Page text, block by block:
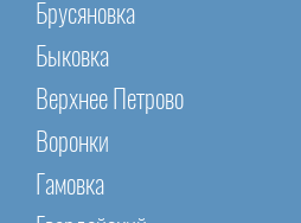
Брусяновка
Быковка
Верхнее Петрово
Воронки
Гамовка